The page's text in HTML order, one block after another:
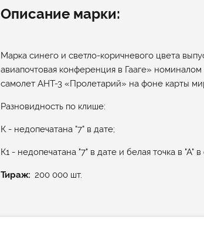
Описание марки:
Марка синего и светло-коричневого цвета
авиапочтовая конференция в Гааге»
самолет АНТ-3 «Пролетарий» на фоне карты
Разновидность по клише:
К - недопечатана "7" в дате;
К1 - недопечатана "7" в дате и белая точка в "А"
Тираж 200 000 шт.